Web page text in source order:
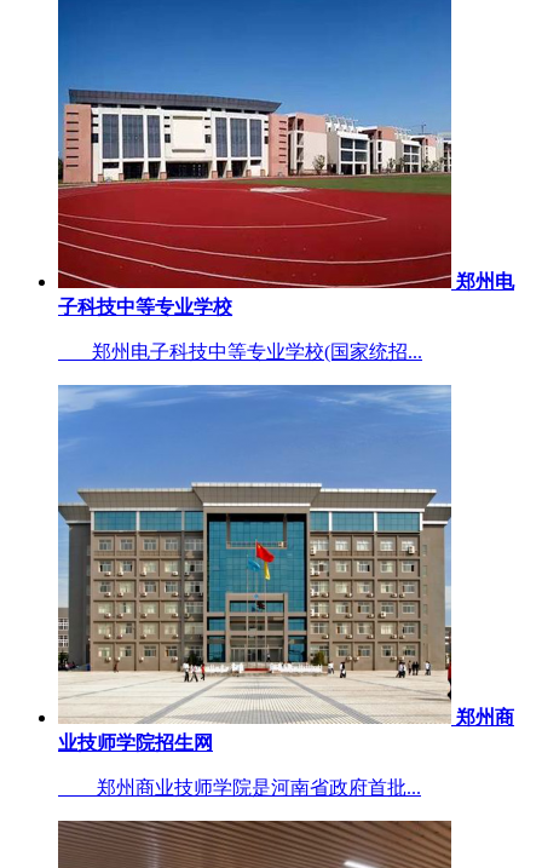
郑州电
子科技中等专业学校
郑州电子科技中等专业学校(国家统招...
郑州商
业技师学院招生网
郑州商业技师学院是河南省政府首批...